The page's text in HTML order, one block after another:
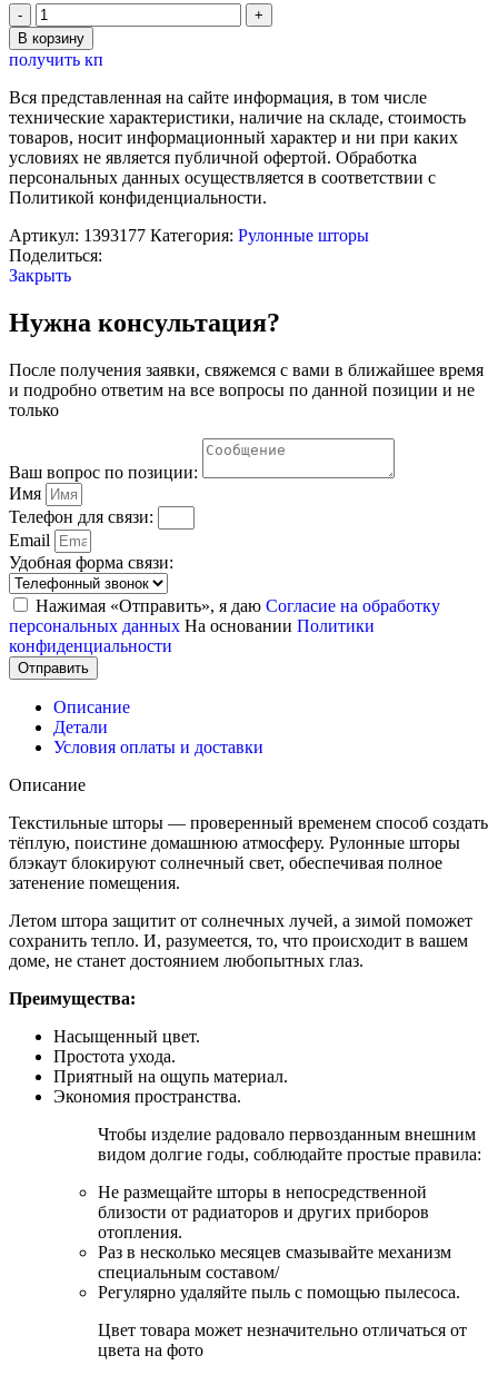
Количество
товара
Штора
рулонная
90×180
см
(с
учётом
креплений
3,5
цвет
серый
В корзину
получить кп
Вся представленная на сайте информация, в том числе
технические характеристики, наличие на складе, стоимость
товаров, носит информационный характер и ни при каких
условиях не является публичной офертой. Обработка
персональных данных осуществляется в соответствии с
Политикой конфиденциальности.
Артикул: 1393177 Категория: Рулонные шторы
Поделиться:
Закрыть
Нужна консультация?
После получения заявки, свяжемся с вами в ближайшее время
и подробно ответим на все вопросы по данной позиции и не
только
Ваш вопрос по позиции:
Имя
Телефон для связи:
Email
Удобная форма связи:
Нажимая «Отправить», я даю Согласие на обработку
персональных данных На основании Политики
конфиденциальности
Отправить
Описание
Детали
Условия оплаты и доставки
Описание
Текстильные шторы — проверенный временем способ создать
тёплую, поистине домашнюю атмосферу. Рулонные шторы
блэкаут блокируют солнечный свет, обеспечивая полное
затенение помещения.
Летом штора защитит от солнечных лучей, а зимой поможет
сохранить тепло. И, разумеется, то, что происходит в вашем
доме, не станет достоянием любопытных глаз.
Преимущества:
Насыщенный цвет.
Простота ухода.
Приятный на ощупь материал.
Экономия пространства.
Чтобы изделие радовало первозданным внешним
видом долгие годы, соблюдайте простые правила:
Не размещайте шторы в непосредственной
близости от радиаторов и других приборов
отопления.
Раз в несколько месяцев смазывайте механизм
специальным составом/
Регулярно удаляйте пыль с помощью пылесоса.
Цвет товара может незначительно отличаться от
цвета на фото